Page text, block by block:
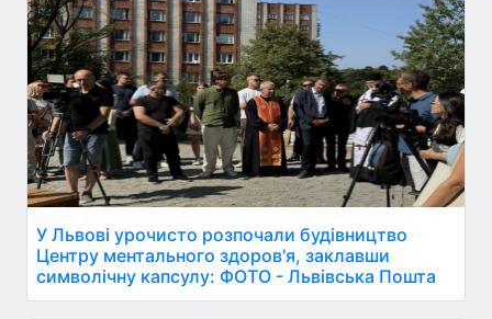
У Львові урочисто розпочали будівництво
Центру ментального здоров'я, заклавши
символічну капсулу: ФОТО - Львівська Пошта